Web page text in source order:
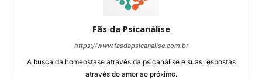
Fãs da Psicanálise
https://www.fasdapsicanalise.com.br
A busca da homeostase através da psicanálise e suas respostas
através do amor ao próximo.